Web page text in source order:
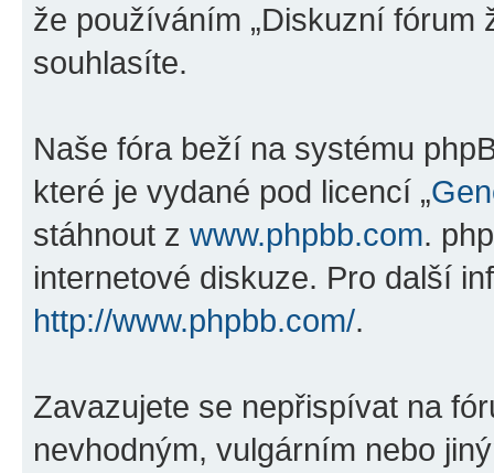
že používáním „Diskuzní fórum
souhlasíte.
Naše fóra beží na systému
které je vydané pod licencí „
stáhnout z www.phpbb.com.
internetové diskuze. Pro další
http://www.phpbb.com/.
Zavazujete se nepřispívat na
nevhodným, vulgárním nebo